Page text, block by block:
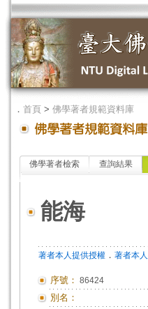
． 首頁 > 佛學著者規範資料庫
佛學著者檢索 查詢結果
能海
著者本人提供授權 ． 著者本
序號： 86424
別名：